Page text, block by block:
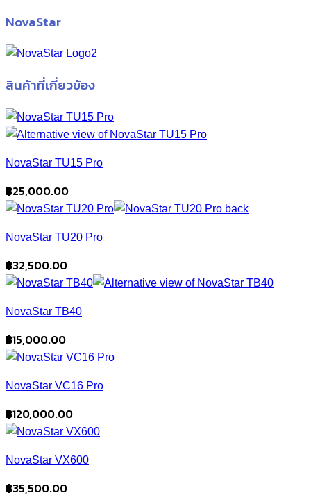
NovaStar
สินค้าที่เกี่ยวข้อง
NovaStar TU15 Pro
฿25,000.00
NovaStar TU20 Pro
฿32,500.00
NovaStar TB40
฿15,000.00
NovaStar VC16 Pro
฿120,000.00
NovaStar VX600
฿35,500.00